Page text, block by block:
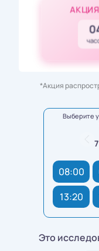
*Акция
Выберите
08:00
13:20
Это